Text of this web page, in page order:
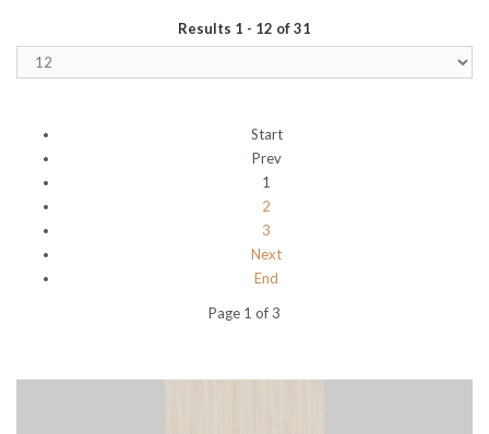
Results 1 - 12 of 31
Start
Prev
1
2
3
Next
End
Page 1 of 3